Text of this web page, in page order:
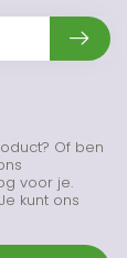
Of ben
voor je.
kunt ons